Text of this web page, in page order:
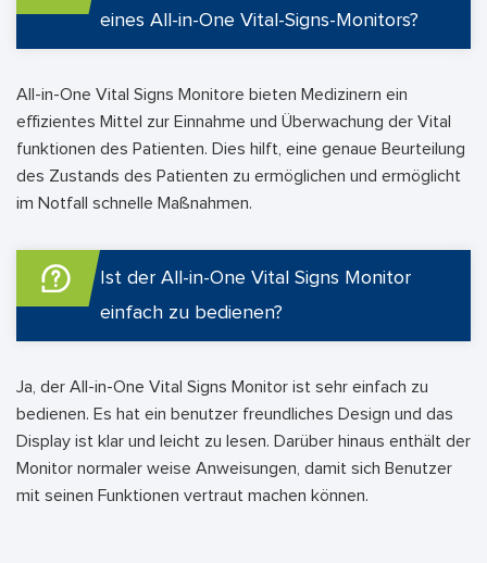
eines All-in-One Vital-Signs-Monitors?
All-in-One Vital Signs Monitore bieten Medizinern ein
effizientes Mittel zur Einnahme und Überwachung der Vital
funktionen des Patienten. Dies hilft, eine genaue Beurteilung
des Zustands des Patienten zu ermöglichen und ermöglicht
im Notfall schnelle Maßnahmen.
Ist der All-in-One Vital Signs Monitor
einfach zu bedienen?
Ja, der All-in-One Vital Signs Monitor ist sehr einfach zu
bedienen. Es hat ein benutzer freundliches Design und das
Display ist klar und leicht zu lesen. Darüber hinaus enthält der
Monitor normaler weise Anweisungen, damit sich Benutzer
mit seinen Funktionen vertraut machen können.